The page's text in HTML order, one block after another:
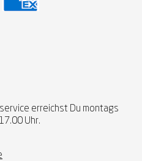
erreichst Du montags
Uhr.